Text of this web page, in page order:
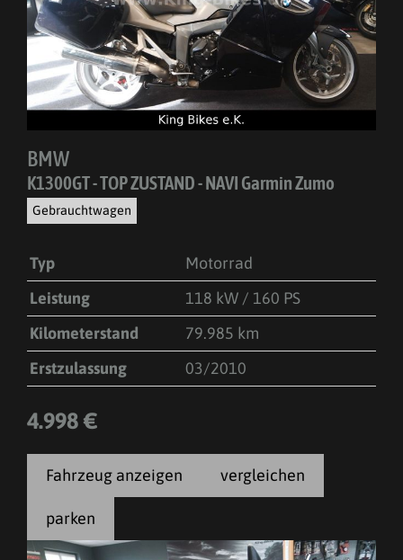
BMW
K1300GT - TOP ZUSTAND - NAVI Garmin Zumo
Gebrauchtwagen
Typ
Motorrad
Leistung
118 kW / 160 PS
Kilometerstand
79.985 km
Erstzulassung
03/2010
4.998 €
Fahrzeug anzeigen vergleichen
parken